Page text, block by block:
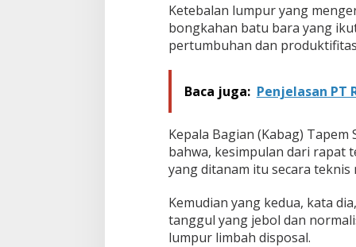
Ketebalan lumpur yang
bongkahan batu bara yang
pertumbuhan dan
Baca juga: Penjelasan PT
Kepala Bagian (Kabag)
bahwa, kesimpulan dari rapat
yang ditanam itu secara
Kemudian yang kedua, kata
tanggul yang jebol dan
lumpur limbah disposal.